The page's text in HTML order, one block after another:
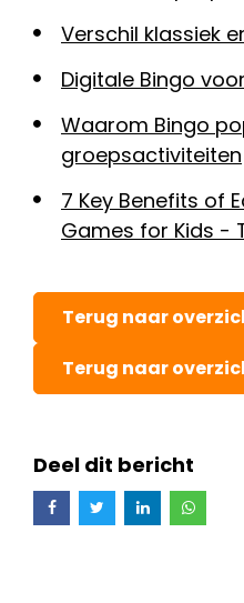
Verschil klassiek
Digitale Bingo
Waarom Bingo
groepsactiviteiten
7 Key Benefits of
Games for Kids -
Terug naar
Terug naar
Deel dit bericht